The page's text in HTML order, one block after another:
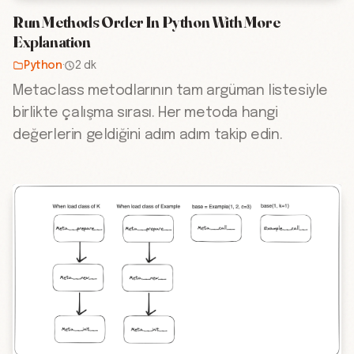
Run Methods Order In Python With More
Explanation
Python· 2 dk
Metaclass metodlarının tam argüman listesiyle
birlikte çalışma sırası. Her metoda hangi
değerlerin geldiğini adım adım takip edin.